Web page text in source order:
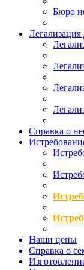
Бюро
Легализация
Справка о
Наши цены
Справка о